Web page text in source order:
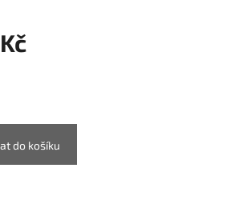
do košíku